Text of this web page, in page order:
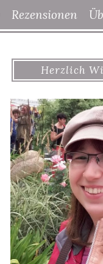
Rezensionen
Herzlich